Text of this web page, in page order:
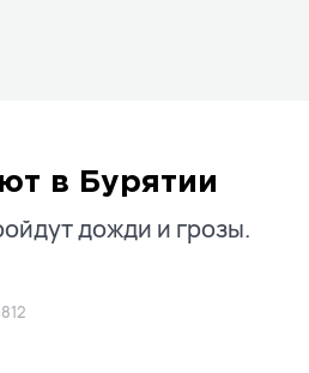
в Бурятии
дожди и грозы.